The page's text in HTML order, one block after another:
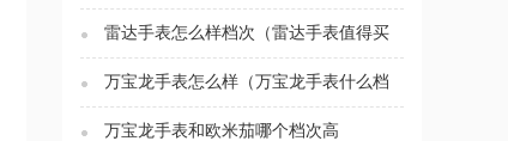
雷达手表怎么样档次（雷达手表值得买
吗)
万宝龙手表怎么样（万宝龙手表什么档
次）
万宝龙手表和欧米茄哪个档次高